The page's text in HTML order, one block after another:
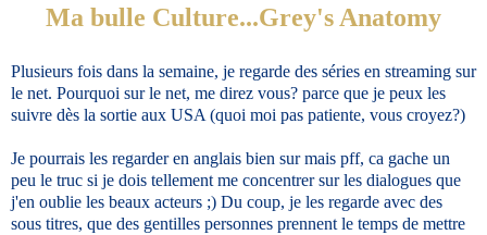
Ma bulle Culture...Grey's Anatomy
Plusieurs fois dans la semaine, je regarde des séries en streaming sur
le net. Pourquoi sur le net, me direz vous? parce que je peux les
suivre dès la sortie aux USA (quoi moi pas patiente, vous croyez?)
Je pourrais les regarder en anglais bien sur mais pff, ca gache un
peu le truc si je dois tellement me concentrer sur les dialogues que
j'en oublie les beaux acteurs ;) Du coup, je les regarde avec des
sous titres, que des gentilles personnes prennent le temps de mettre